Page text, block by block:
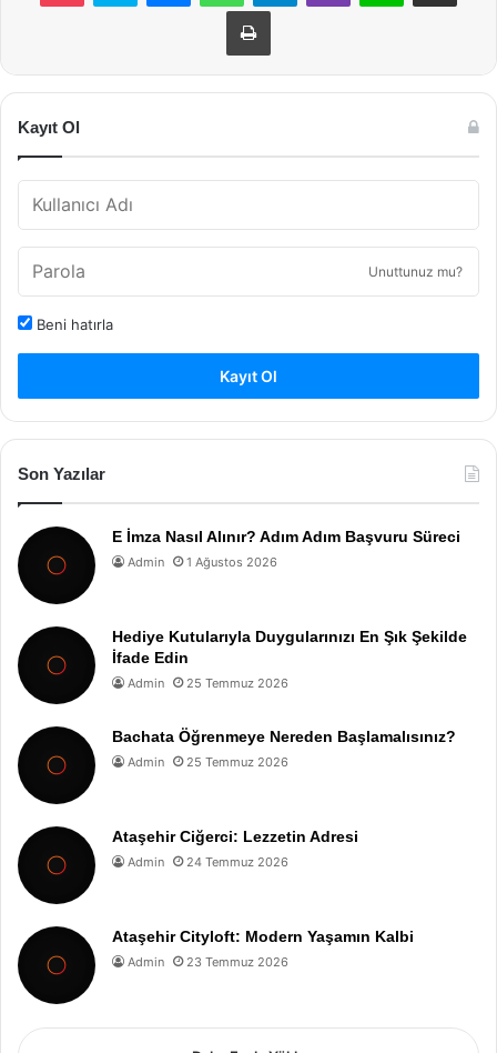
Yazdır
Kayıt Ol
Unuttunuz mu?
Beni hatırla
Kayıt Ol
Son Yazılar
E İmza Nasıl Alınır? Adım Adım Başvuru Süreci
Admin 1 Ağustos 2026
Hediye Kutularıyla Duygularınızı En Şık Şekilde
İfade Edin
Admin 25 Temmuz 2026
Bachata Öğrenmeye Nereden Başlamalısınız?
Admin 25 Temmuz 2026
Ataşehir Ciğerci: Lezzetin Adresi
Admin 24 Temmuz 2026
Ataşehir Cityloft: Modern Yaşamın Kalbi
Admin 23 Temmuz 2026